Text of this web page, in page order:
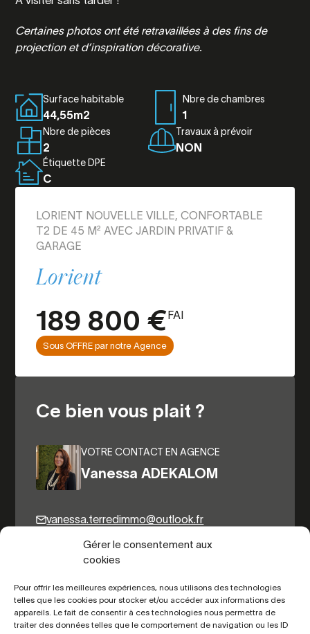
Gérer le consentement aux
cookies
Pour offrir les meilleures expériences, nous utilisons des technologies
telles que les cookies pour stocker et/ou accéder aux informations des
appareils. Le fait de consentir à ces technologies nous permettra de
traiter des données telles que le comportement de navigation ou les ID
Certaines photos ont été retravaillées à des fins de
projection et d’inspiration décorative.
Surface habitable
44,55m2
Nbre de chambres
1
Nbre de pièces
2
Travaux à prévoir
NON
Étiquette DPE
C
LORIENT NOUVELLE VILLE, CONFORTABLE
T2 DE 45 M² AVEC JARDIN PRIVATIF &
GARAGE
Lorient
189 800 €FAI
Sous OFFRE par notre Agence
Ce bien vous plait ?
VOTRE CONTACT EN AGENCE
Vanessa ADEKALOM
vanessa.terredimmo@outlook.fr
Autres biens du même secteur